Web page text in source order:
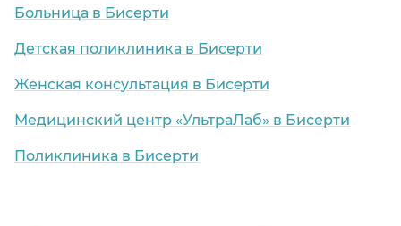
Больница в Бисерти
Детская поликлиника в Бисерти
Женская консультация в Бисерти
Медицинский центр «УльтраЛаб» в Бисерти
Поликлиника в Бисерти